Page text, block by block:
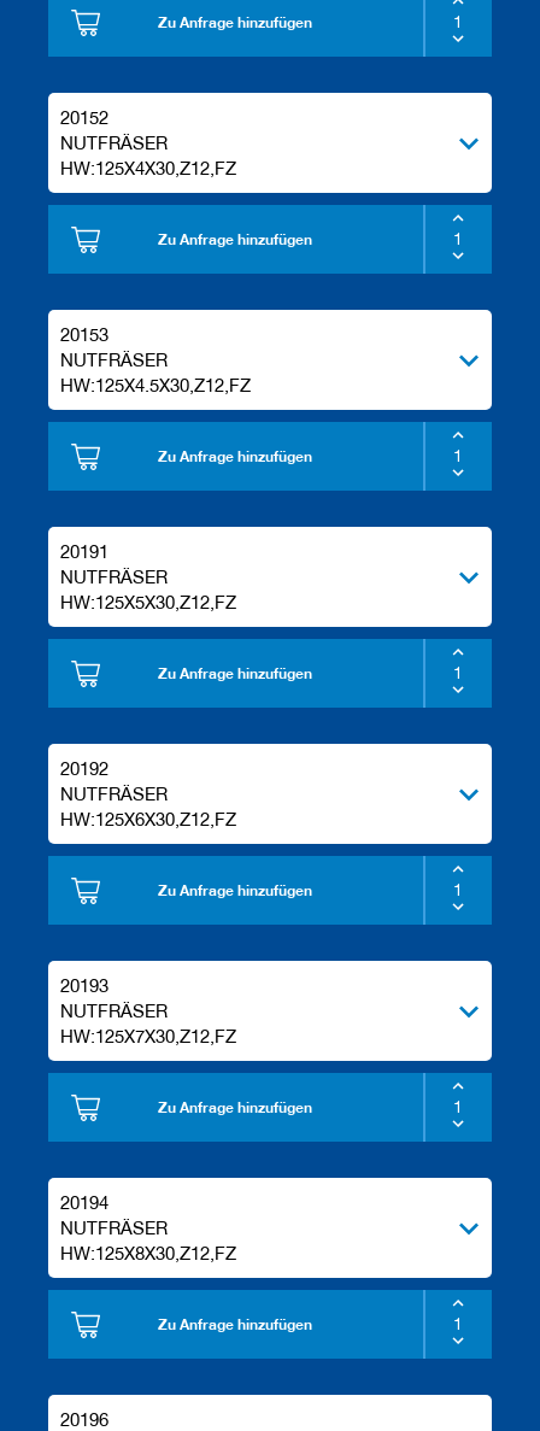
Zu Anfrage hinzufügen
20152
NUTFRÄSER
HW:125X4X30,Z12,FZ
Zu Anfrage hinzufügen
20153
NUTFRÄSER
HW:125X4.5X30,Z12,FZ
Zu Anfrage hinzufügen
20191
NUTFRÄSER
HW:125X5X30,Z12,FZ
Zu Anfrage hinzufügen
20192
NUTFRÄSER
HW:125X6X30,Z12,FZ
Zu Anfrage hinzufügen
20193
NUTFRÄSER
HW:125X7X30,Z12,FZ
Zu Anfrage hinzufügen
20194
NUTFRÄSER
HW:125X8X30,Z12,FZ
Zu Anfrage hinzufügen
20196